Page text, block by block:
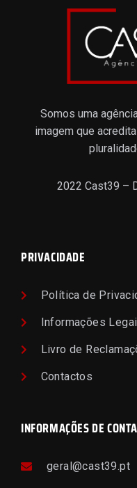
Somos uma
imagem que
2022 Cast39 –
PRIVACIDADE
Política de
Informações
Livro de
Contactos
INFORMAÇÕES DE
geral@cast39.pt